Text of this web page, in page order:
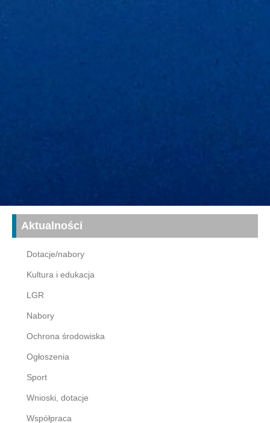
Aktualności
Dotacje/nabory
Kultura i edukacja
LGR
Nabory
Ochrona środowiska
Ogłoszenia
Sport
Wnioski, dotacje
Współpraca